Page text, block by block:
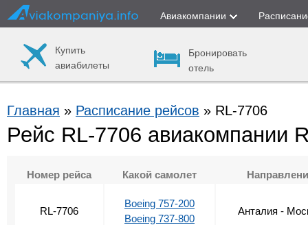
Авиакомпании
Купить
авиабилеты
Бронировать
отель
Главная » Расписание рейсов » RL-7706
Рейс RL-7706 авиакомпании
Номер рейса Какой самолет
RL-7706
Boeing 757-200
Boeing 737-800
Анталия -